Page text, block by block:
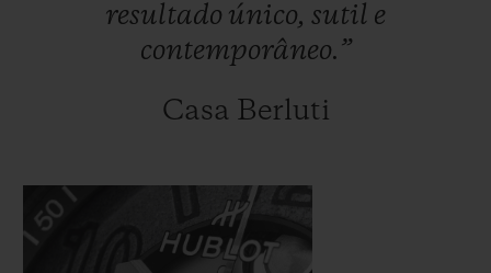
resultado único, sutil e
contemporâneo.”
Casa Berluti